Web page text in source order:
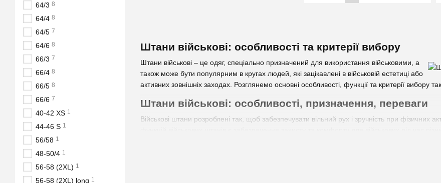
Штани військові: особливості та критерії вибору
Штани військові – це одяг, спеціально призначений для використання військовими, а
також може бути популярним в кругах людей, які зацікавлені в військовій естетиці або
активних зовнішніх заходах. Розглянемо основні особливості, функції та критерії вибору
Штани військові: особливості, призначення, переваги
Військові штани розроблені так, щоб забезпечувати вільний рух і зручність при фізичних
64/3 8
64/4 8
64/5 7
64/6 8
66/3 7
66/4 8
66/5 8
66/6 7
40-42 XS 1
44-46 S 1
56/58 1
48-50/4 1
56-58 (2XL) 1
56-58 (2XL) long 1